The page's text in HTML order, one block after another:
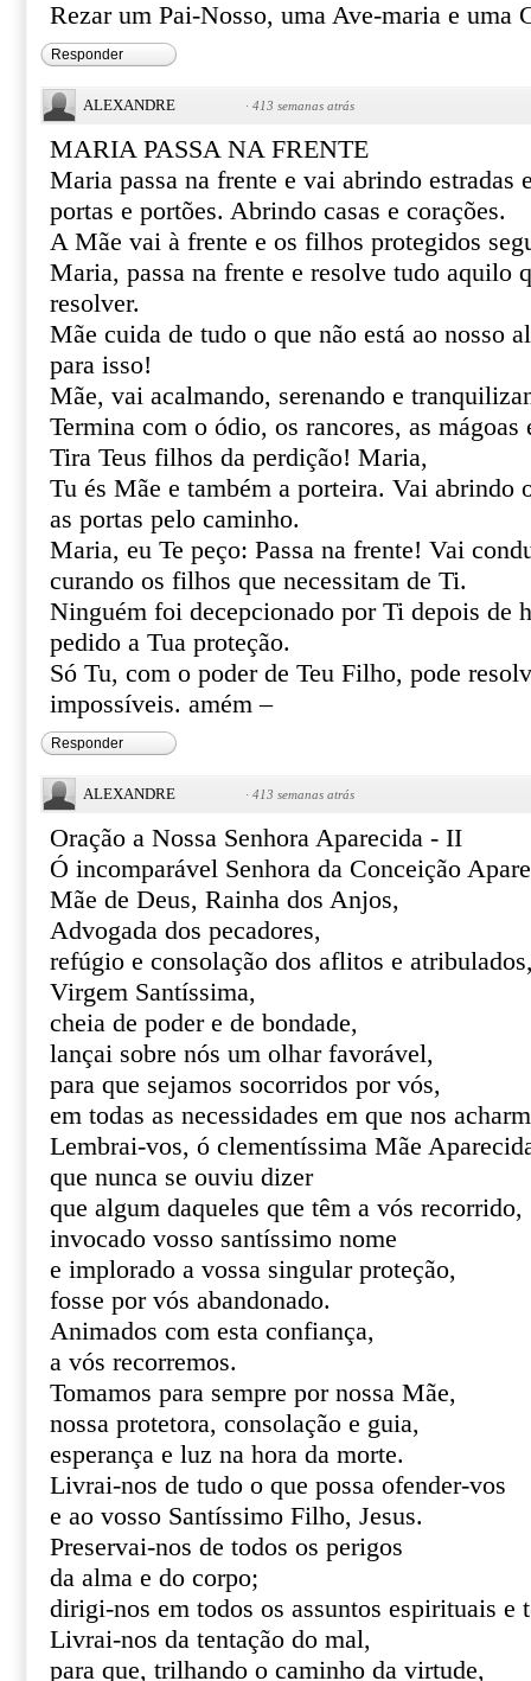
Rezar um Pai-Nosso, uma Ave-maria e uma
Responder
ALEXANDRE · 413 semanas atrás
MARIA PASSA NA FRENTE
Maria passa na frente e vai abrindo estradas
portas e portões. Abrindo casas e corações.
A Mãe vai à frente e os filhos protegidos
Maria, passa na frente e resolve tudo aquilo
resolver.
Mãe cuida de tudo o que não está ao nosso
para isso!
Mãe, vai acalmando, serenando e
Termina com o ódio, os rancores, as mágoas
Tira Teus filhos da perdição! Maria,
Tu és Mãe e também a porteira. Vai abrindo
as portas pelo caminho.
Maria, eu Te peço: Passa na frente! Vai
curando os filhos que necessitam de Ti.
Ninguém foi decepcionado por Ti depois de
pedido a Tua proteção.
Só Tu, com o poder de Teu Filho, pode
impossíveis. amém –
Responder
ALEXANDRE · 413 semanas atrás
Oração a Nossa Senhora Aparecida - II
Ó incomparável Senhora da Conceição
Mãe de Deus, Rainha dos Anjos,
Advogada dos pecadores,
refúgio e consolação dos aflitos e
Virgem Santíssima,
cheia de poder e de bondade,
lançai sobre nós um olhar favorável,
para que sejamos socorridos por vós,
em todas as necessidades em que nos
Lembrai-vos, ó clementíssima Mãe
que nunca se ouviu dizer
que algum daqueles que têm a vós recorrido,
invocado vosso santíssimo nome
e implorado a vossa singular proteção,
fosse por vós abandonado.
Animados com esta confiança,
a vós recorremos.
Tomamos para sempre por nossa Mãe,
nossa protetora, consolação e guia,
esperança e luz na hora da morte.
Livrai-nos de tudo o que possa ofender-vos
e ao vosso Santíssimo Filho, Jesus.
Preservai-nos de todos os perigos
da alma e do corpo;
dirigi-nos em todos os assuntos espirituais e
Livrai-nos da tentação do mal,
para que, trilhando o caminho da virtude,